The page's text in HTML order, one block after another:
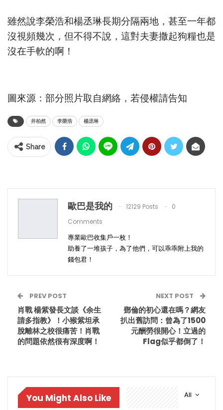
雖然說李榮浩和楊丞琳長期分隔兩地，甚至一年都
沒視頻幾次，但不得不說，這對夫妻撒起狗糧也是
沒在手軟的啊！
圖來源：部分照片取自網絡，若侵權請告知
井柏然 李榮浩 楊丞琳
Share
歐巴是我的 12129 Posts
0
Comments
專業歐巴收集戶一枚！
助養了一堆孩子，為了他們，可以乖乖附上我的
錢包君！
PREV POST
肖戰 楊紫發長文談《余生
請多指教》！小猴紫坦承
脫離林之校很痛苦！肖戰
的問題依然很有深度啊！
NEXT POST
鄧倫的初心還在嗎？網友
扒出舊訪問：曾為了1500
元酬勞很開心！立過的
Flag似乎都倒了！
All
You Might Also Like